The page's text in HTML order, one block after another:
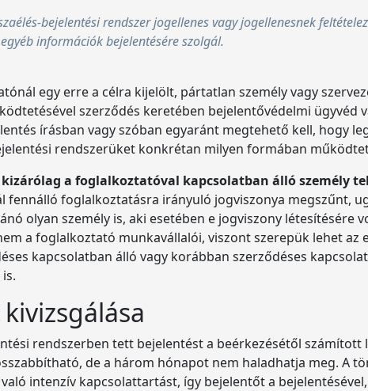
bejelentési rendszer jogellenes vagy jogellenesnek
információk bejelentésére szolgál.
egy erre a célra kijelölt, pártatlan személy vagy
szerződés keretében bejelentővédelmi ügyvéd
írásban vagy szóban egyaránt megtehető kell, hogy
rendszerüket konkrétan milyen formában
a foglalkoztatóval kapcsolatban álló személy
fennálló foglalkoztatásra irányuló jogviszonya megszűnt,
olyan személy is, aki esetében e jogviszony
a foglalkoztató munkavállalói, viszont szerepük lehet
kapcsolatban álló vagy korábban szerződéses
rendszerben tett bejelentést a beérkezésétől
de a három hónapot nem haladhatja meg. A
intenzív kapcsolattartást, így bejelentőt a